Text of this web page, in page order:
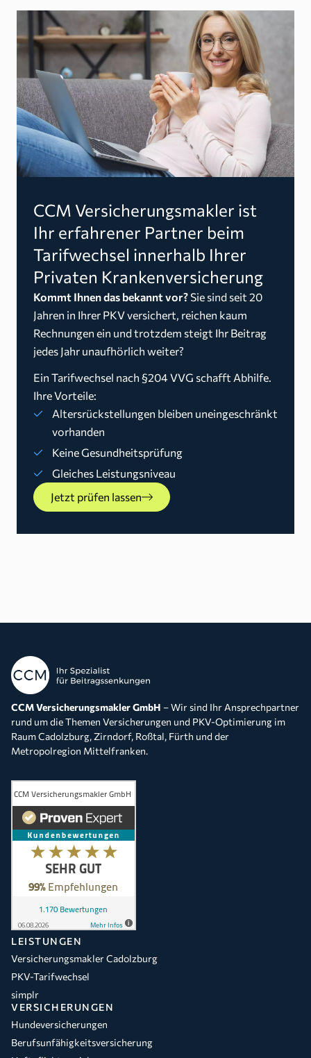
CCM Versicherungsmakler ist
Ihr erfahrener Partner beim
Tarifwechsel innerhalb Ihrer
Privaten Krankenversicherung
Kommt Ihnen das bekannt vor? Sie sind seit 20
Jahren in Ihrer PKV versichert, reichen kaum
Rechnungen ein und trotzdem steigt Ihr Beitrag
jedes Jahr unaufhörlich weiter?
Ein Tarifwechsel nach §204 VVG schafft Abhilfe.
Ihre Vorteile:
Altersrückstellungen bleiben uneingeschränkt
vorhanden
Keine Gesundheitsprüfung
Gleiches Leistungsniveau
Jetzt prüfen lassen
CCM Versicherungsmakler GmbH – Wir sind Ihr Ansprechpartner
rund um die Themen Versicherungen und PKV-Optimierung im
Raum Cadolzburg, Zirndorf, Roßtal, Fürth und der
Metropolregion Mittelfranken.
LEISTUNGEN
Versicherungsmakler Cadolzburg
PKV-Tarifwechsel
simplr
VERSICHERUNGEN
Hundeversicherungen
Berufsunfähigkeitsversicherung